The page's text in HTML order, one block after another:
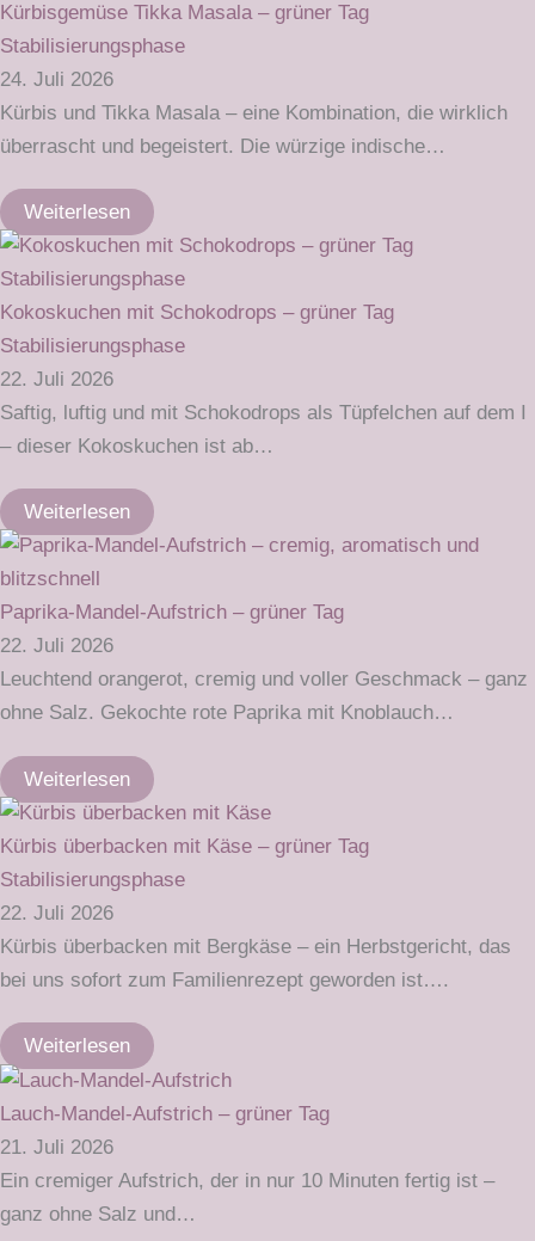
Kürbisgemüse Tikka Masala – grüner Tag
Stabilisierungsphase
24. Juli 2026
Kürbis und Tikka Masala – eine Kombination, die wirklich
überrascht und begeistert. Die würzige indische…
Weiterlesen
Kokoskuchen mit Schokodrops – grüner Tag
Stabilisierungsphase
22. Juli 2026
Saftig, luftig und mit Schokodrops als Tüpfelchen auf dem I
– dieser Kokoskuchen ist ab…
Weiterlesen
Paprika-Mandel-Aufstrich – grüner Tag
22. Juli 2026
Leuchtend orangerot, cremig und voller Geschmack – ganz
ohne Salz. Gekochte rote Paprika mit Knoblauch…
Weiterlesen
Kürbis überbacken mit Käse – grüner Tag
Stabilisierungsphase
22. Juli 2026
Kürbis überbacken mit Bergkäse – ein Herbstgericht, das
bei uns sofort zum Familienrezept geworden ist….
Weiterlesen
Lauch-Mandel-Aufstrich – grüner Tag
21. Juli 2026
Ein cremiger Aufstrich, der in nur 10 Minuten fertig ist –
ganz ohne Salz und…